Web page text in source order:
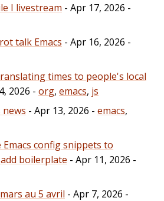
I livestream - Apr 17, 2026 -
talk Emacs - Apr 16, 2026 -
times to people's local
2026 - org, emacs, js
news - Apr 13, 2026 - emacs,
config snippets to
boilerplate - Apr 11, 2026 -
au 5 avril - Apr 7, 2026 -